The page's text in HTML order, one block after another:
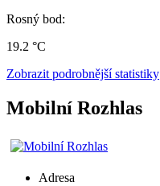
Rosný bod:
19.2 °C
Zobrazit podrobnější statistiky
Mobilní Rozhlas
Adresa